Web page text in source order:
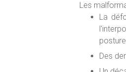
Les
La
Des